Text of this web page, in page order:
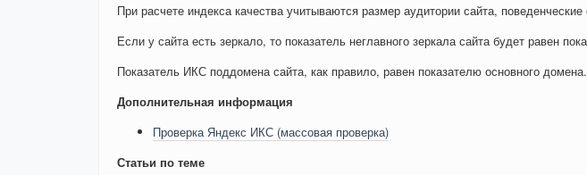
При расчете индекса качества учитываются размер аудитории сайта,
Если у сайта есть зеркало, то показатель неглавного зеркала сайта будет равен
Показатель ИКС поддомена сайта, как правило, равен показателю основного домена.
Дополнительная информация
Проверка Яндекс ИКС (массовая проверка)
Статьи по теме